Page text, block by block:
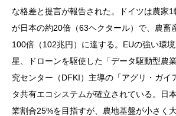
な格差と提言が報告された。ドイツは農家
が日本の約20倍（63ヘクタール）で、農畜
100倍（102兆円）に達する。EUの強い環
星、ドローンを駆使した「データ駆動型農
究センター（DFKI）主導の「アグリ・ガイ
タ共有エコシステムが確立されている。日
業割合25%を目指すが、農地基盤が小さく